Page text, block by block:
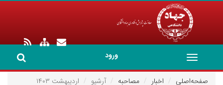
ورود
Toggle
navigation
صفحه‌اصلی
اخبار مصاحبه آرشیو اردیبهشت ۱۴۰۳